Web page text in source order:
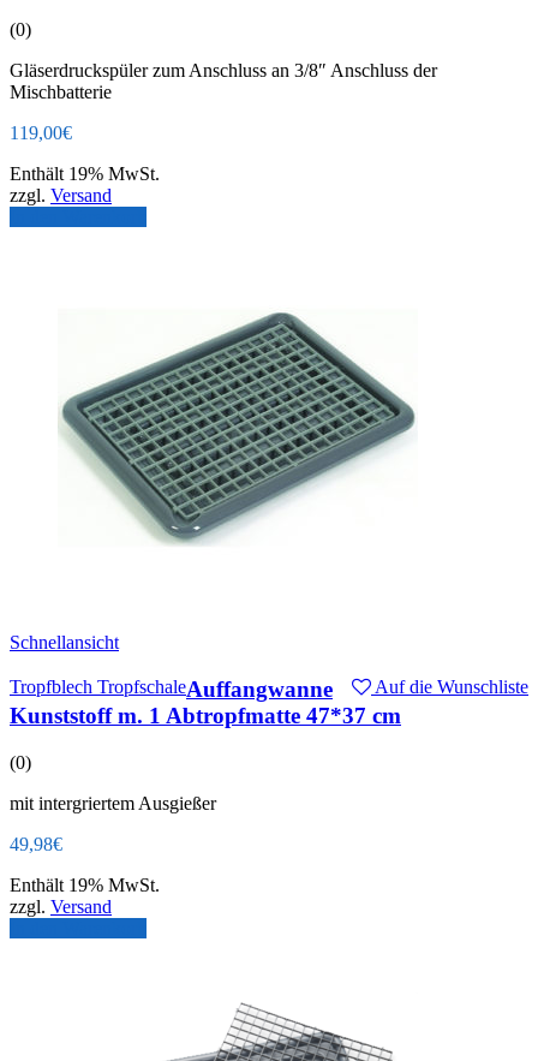
(0)
Gläserdruckspüler zum Anschluss an 3/8″ Anschluss der
Mischbatterie
119,00€
Enthält 19% MwSt.
zzgl. Versand
Schnellansicht
Tropfblech Tropfschale Auf die Wunschliste
Auffangwanne
Kunststoff m. 1 Abtropfmatte 47*37 cm
(0)
mit intergriertem Ausgießer
49,98€
Enthält 19% MwSt.
zzgl. Versand